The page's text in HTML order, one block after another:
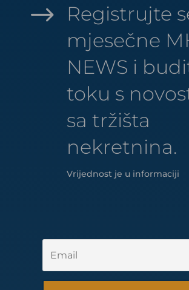
$
Registrujte
mjesečne
NEWS i
toku s
sa tržišta
nekretnina.
Vrijednost je u informaciji